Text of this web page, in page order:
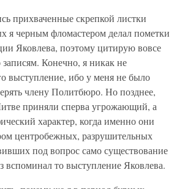
прихваченные скрепкой листки
я черным фломастером делал пометки
Яковлева, поэтому цитирую вовсе
Конечно, я никак не
выступление, ибо у меня не было
члену Политбюро. Но позднее,
приняли сперва угрожающий, а
характер, когда именно они
центробежных, разрушительных
под вопрос само существование
то выступление Яковлева.